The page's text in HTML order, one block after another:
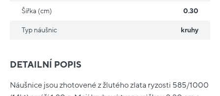
DETAILNÍ POPIS
Náušnice jsou zhotovené z žlutého zlata ryzosti 585/1000
Šířka (cm) 0.30
Typ náušnic kruhy